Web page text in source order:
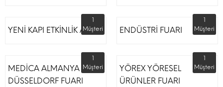
YENİ KAPI ETKİNLİK ALANI
1
Müşteri
ENDÜSTRİ FUARI
1
Müşteri
MEDİCA ALMANYA
DÜSSELDORF FUARI
1
Müşteri
YÖREX YÖRESEL
ÜRÜNLER FUARI
1
Müşteri